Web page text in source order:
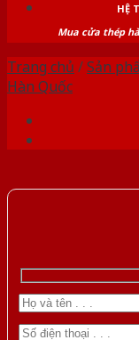
HỆ
Mua cửa thép
Trang chủ /Sản
Hàn Quốc